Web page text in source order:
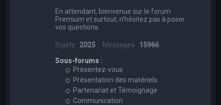
En attendant, bienvenue sur le forum
Premium et surtout, n'hésitez pas à poser
vos questions.
Sujets : 2025 Messages : 15966
Sous-forums :
Présentez-vous
Présentation des matériels
Partenariat et Témoignage
Communication